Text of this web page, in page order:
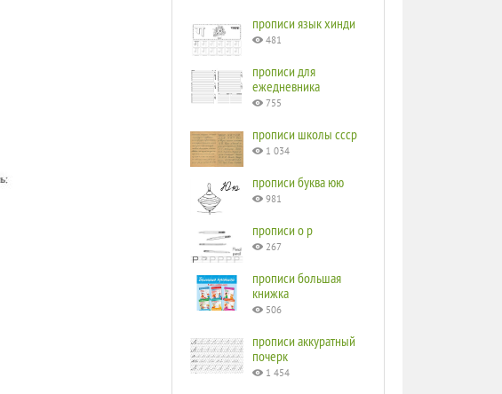
прописи язык хинди
481
прописи для
ежедневника
755
прописи школы ссср
1 034
прописи буква юю
981
прописи o p
267
прописи большая
книжка
506
прописи аккуратный
почерк
1 454